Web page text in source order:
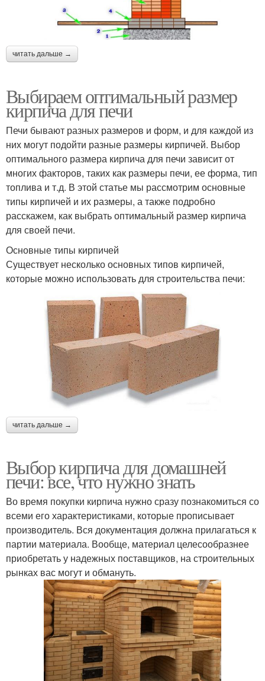
читать дальше →
Выбираем оптимальный размер
кирпича для печи
Печи бывают разных размеров и форм, и для каждой из
них могут подойти разные размеры кирпичей. Выбор
оптимального размера кирпича для печи зависит от
многих факторов, таких как размеры печи, ее форма, тип
топлива и т.д. В этой статье мы рассмотрим основные
типы кирпичей и их размеры, а также подробно
расскажем, как выбрать оптимальный размер кирпича
для своей печи.
Основные типы кирпичей
Существует несколько основных типов кирпичей,
которые можно использовать для строительства печи:
читать дальше →
Выбор кирпича для домашней
печи: все, что нужно знать
Во время покупки кирпича нужно сразу познакомиться со
всеми его характеристиками, которые прописывает
производитель. Вся документация должна прилагаться к
партии материала. Вообще, материал целесообразнее
приобретать у надежных поставщиков, на строительных
рынках вас могут и обмануть.